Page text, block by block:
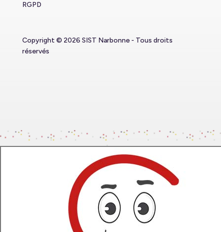
RGPD
Copyright © 2026 SIST Narbonne - Tous droits
réservés